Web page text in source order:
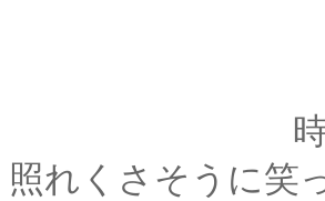
時折、ねだ
照れくさそうに笑